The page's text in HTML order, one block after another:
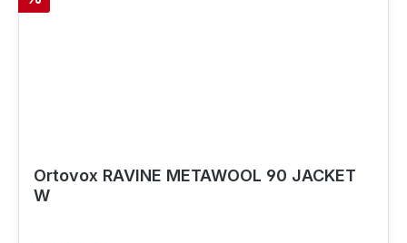
Ortovox RAVINE METAWOOL 90 JACKET
W